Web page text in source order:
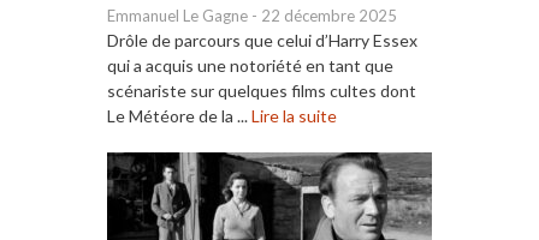
Emmanuel Le Gagne - 22 décembre 2025
Drôle de parcours que celui d’Harry Essex
qui a acquis une notoriété en tant que
scénariste sur quelques films cultes dont
Le Météore de la ...Lire la suite